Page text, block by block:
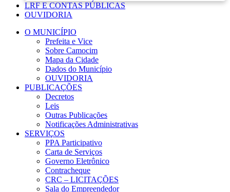
LRF E CONTAS PÚBLICAS
OUVIDORIA
O MUNICÍPIO
Prefeita e Vice
Sobre Camocim
Mapa da Cidade
Dados do Município
OUVIDORIA
PUBLICAÇÕES
Decretos
Leis
Outras Publicações
Notificações Administrativas
SERVIÇOS
PPA Participativo
Carta de Serviços
Governo Eletrônico
Contracheque
CRC – LICITAÇÕES
Sala do Empreendedor